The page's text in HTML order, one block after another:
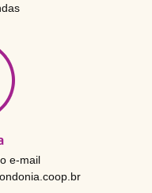
e-mail